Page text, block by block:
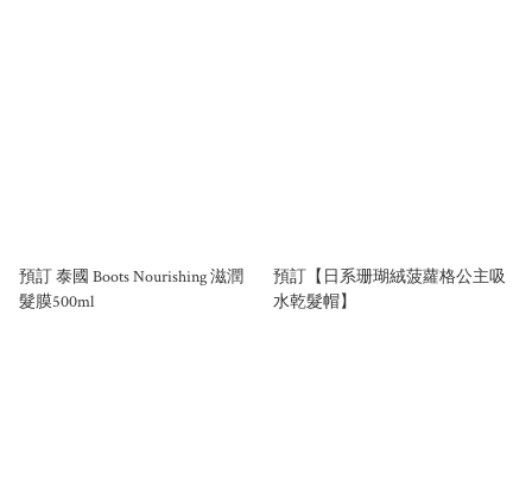
預訂 泰國 Boots Nourishing 滋潤
髮膜500ml
預訂【日系珊瑚絨菠蘿格公主吸
水乾髮帽】